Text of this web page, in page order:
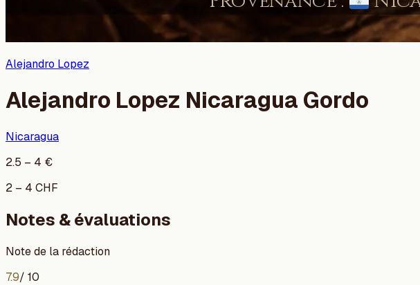
Alejandro Lopez
Alejandro Lopez Nicaragua Gordo
Nicaragua
2.5 – 4 €
2 – 4 CHF
Notes & évaluations
Note de la rédaction
7.9/ 10